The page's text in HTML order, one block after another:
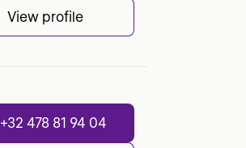
View profile
+32 478 81 94 04